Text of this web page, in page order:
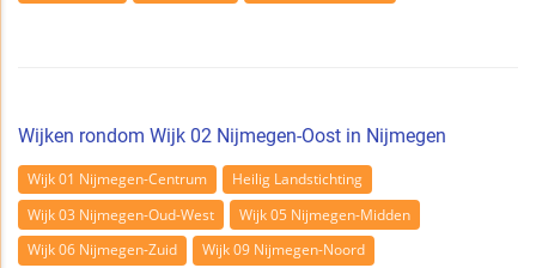
Wijken rondom Wijk 02 Nijmegen-Oost in Nijmegen
Wijk 01 Nijmegen-Centrum
Heilig Landstichting
Wijk 03 Nijmegen-Oud-West
Wijk 05 Nijmegen-Midden
Wijk 06 Nijmegen-Zuid
Wijk 09 Nijmegen-Noord